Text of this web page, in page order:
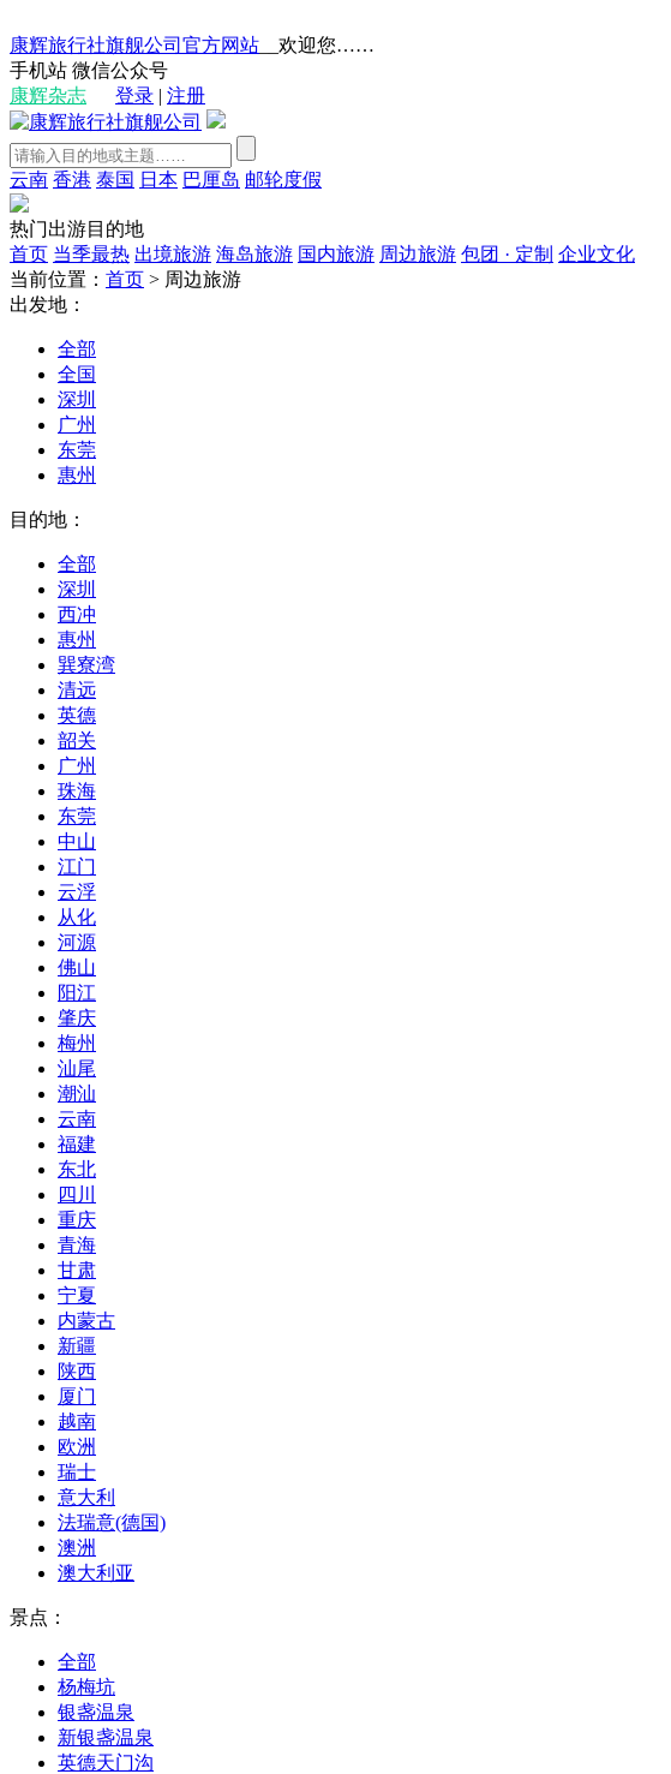
康辉旅行社旗舰公司官方网站 __欢迎您……
手机站 微信公众号
康辉杂志
登录 | 注册
云南 香港 泰国 日本 巴厘岛 邮轮度假
热门出游目的地
首页 当季最热 出境旅游 海岛旅游 国内旅游 周边旅游 包团 · 定制 企业文化
当前位置： 首页 > 周边旅游
出发地：
全部
全国
深圳
广州
东莞
惠州
目的地：
全部
深圳
西冲
惠州
巽寮湾
清远
英德
韶关
广州
珠海
东莞
中山
江门
云浮
从化
河源
佛山
阳江
肇庆
梅州
汕尾
潮汕
云南
福建
东北
四川
重庆
青海
甘肃
宁夏
内蒙古
新疆
陕西
厦门
越南
欧洲
瑞士
意大利
法瑞意(德国)
澳洲
澳大利亚
景点：
全部
杨梅坑
银盏温泉
新银盏温泉
英德天门沟